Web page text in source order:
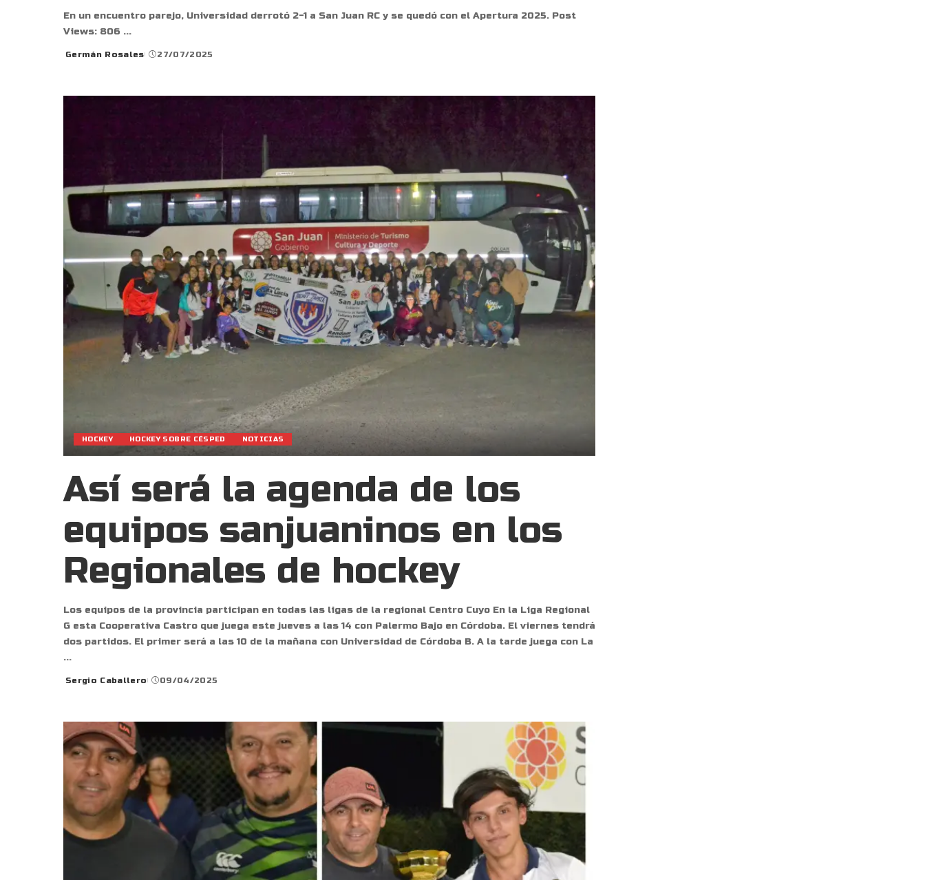
En un encuentro parejo, Universidad derrotó 2-1 a San Juan RC y se quedó con el Apertura 2025. Post
Views: 806 ...
Germán Rosales 27/07/2025
HOCKEY HOCKEY SOBRE CÉSPED NOTICIAS
Así será la agenda de los
equipos sanjuaninos en los
Regionales de hockey
Los equipos de la provincia participan en todas las ligas de la regional Centro Cuyo En la Liga Regional
G esta Cooperativa Castro que juega este jueves a las 14 con Palermo Bajo en Córdoba. El viernes tendrá
dos partidos. El primer será a las 10 de la mañana con Universidad de Córdoba B. A la tarde juega con La
...
Posted
Sergio Caballero 09/04/2025